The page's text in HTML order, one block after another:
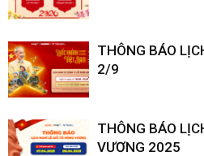
THÔNG BÁO
2/9
THÔNG BÁO
VƯƠNG 2025